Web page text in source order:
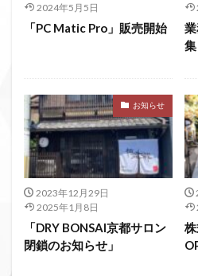
2024年5月5日
「PC Matic Pro」販売開始
集
お知らせ
2023年12月29日
2025年1月8日
「DRY BONSAI京都サロン
閉鎖のお知らせ」